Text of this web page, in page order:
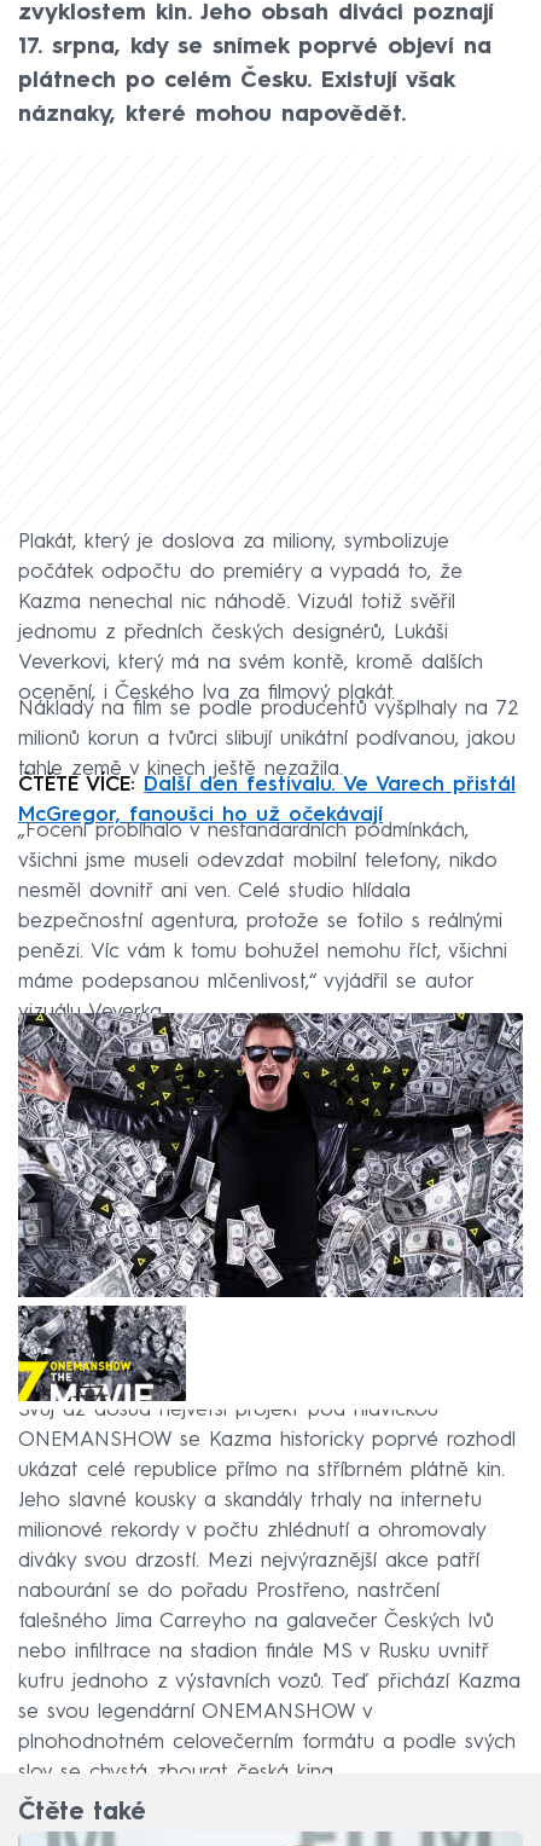
zvyklostem kin. Jeho obsah diváci poznají
17. srpna, kdy se snímek poprvé objeví na
plátnech po celém Česku. Existují však
náznaky, které mohou napovědět.
Plakát, který je doslova za miliony, symbolizuje
počátek odpočtu do premiéry a vypadá to, že
Kazma nenechal nic náhodě. Vizuál totiž svěřil
jednomu z předních českých designérů, Lukáši
Veverkovi, který má na svém kontě, kromě dalších
ocenění, i Českého lva za filmový plakát.
Náklady na film se podle producentů vyšplhaly na 72
milionů korun a tvůrci slibují unikátní podívanou, jakou
tahle země v kinech ještě nezažila.
ČTĚTE VÍCE:
Další den festivalu. Ve Varech přistál
McGregor, fanoušci ho už očekávají
„Focení probíhalo v nestandardních podmínkách,
všichni jsme museli odevzdat mobilní telefony, nikdo
nesměl dovnitř ani ven. Celé studio hlídala
bezpečnostní agentura, protože se fotilo s reálnými
penězi. Víc vám k tomu bohužel nemohu říct, všichni
máme podepsanou mlčenlivost,“ vyjádřil se autor
vizuálu Veverka.
Svůj až dosud největší projekt pod hlavičkou
ONEMANSHOW se Kazma historicky poprvé rozhodl
ukázat celé republice přímo na stříbrném plátně kin.
Jeho slavné kousky a skandály trhaly na internetu
milionové rekordy v počtu zhlédnutí a ohromovaly
diváky svou drzostí. Mezi nejvýraznější akce patří
nabourání se do pořadu Prostřeno, nastrčení
falešného Jima Carreyho na galavečer Českých lvů
nebo infiltrace na stadion finále MS v Rusku uvnitř
kufru jednoho z výstavních vozů. Teď přichází Kazma
se svou legendární ONEMANSHOW v
plnohodnotném celovečerním formátu a podle svých
slov se chystá zbourat česká kina.
Čtěte také